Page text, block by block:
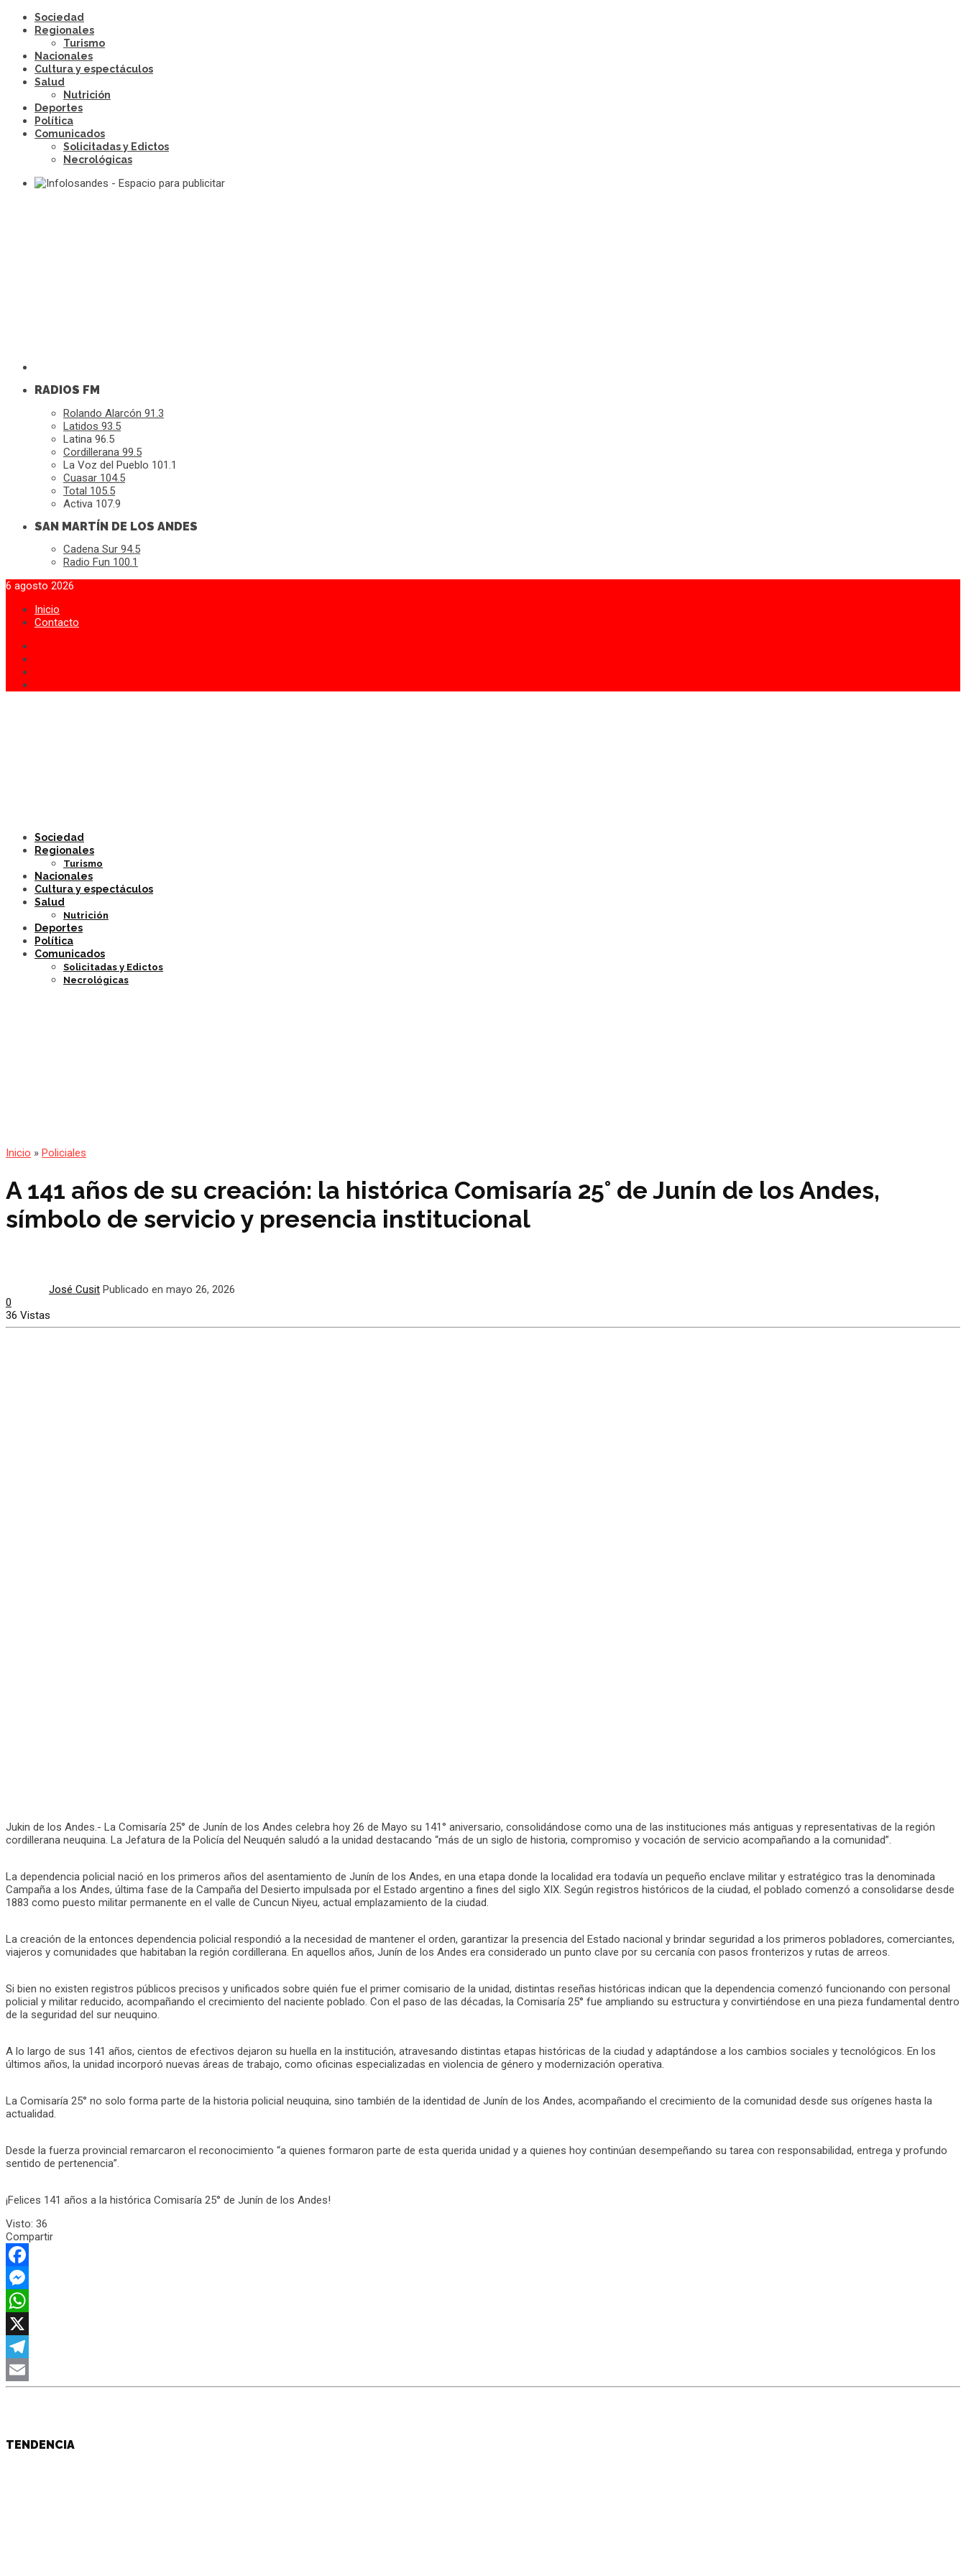
Sociedad
Regionales
Turismo
Nacionales
Cultura y espectáculos
Salud
Nutrición
Deportes
Política
Comunicados
Solicitadas y Edictos
Necrológicas
RADIOS FM
Rolando Alarcón 91.3
Latidos 93.5
Latina 96.5
Cordillerana 99.5
La Voz del Pueblo 101.1
Cuasar 104.5
Total 105.5
Activa 107.9
SAN MARTÍN DE LOS ANDES
Cadena Sur 94.5
Radio Fun 100.1
6 agosto 2026
Inicio
Contacto
Sociedad
Regionales
Turismo
Nacionales
Cultura y espectáculos
Salud
Nutrición
Deportes
Política
Comunicados
Solicitadas y Edictos
Necrológicas
Inicio » Policiales
A 141 años de su creación: la histórica Comisaría 25° de Junín de los Andes,
símbolo de servicio y presencia institucional
José Cusit Publicado en mayo 26, 2026
0
36 Vistas
Jukin de los Andes.- La Comisaría 25° de Junín de los Andes celebra hoy 26 de Mayo su 141° aniversario, consolidándose como una de las instituciones más antiguas y representativas de la región
cordillerana neuquina. La Jefatura de la Policía del Neuquén saludó a la unidad destacando “más de un siglo de historia, compromiso y vocación de servicio acompañando a la comunidad”.
La dependencia policial nació en los primeros años del asentamiento de Junín de los Andes, en una etapa donde la localidad era todavía un pequeño enclave militar y estratégico tras la denominada
Campaña a los Andes, última fase de la Campaña del Desierto impulsada por el Estado argentino a fines del siglo XIX. Según registros históricos de la ciudad, el poblado comenzó a consolidarse desde
1883 como puesto militar permanente en el valle de Cuncun Niyeu, actual emplazamiento de la ciudad.
La creación de la entonces dependencia policial respondió a la necesidad de mantener el orden, garantizar la presencia del Estado nacional y brindar seguridad a los primeros pobladores, comerciantes,
viajeros y comunidades que habitaban la región cordillerana. En aquellos años, Junín de los Andes era considerado un punto clave por su cercanía con pasos fronterizos y rutas de arreos.
Si bien no existen registros públicos precisos y unificados sobre quién fue el primer comisario de la unidad, distintas reseñas históricas indican que la dependencia comenzó funcionando con personal
policial y militar reducido, acompañando el crecimiento del naciente poblado. Con el paso de las décadas, la Comisaría 25° fue ampliando su estructura y convirtiéndose en una pieza fundamental dentro
de la seguridad del sur neuquino.
A lo largo de sus 141 años, cientos de efectivos dejaron su huella en la institución, atravesando distintas etapas históricas de la ciudad y adaptándose a los cambios sociales y tecnológicos. En los
últimos años, la unidad incorporó nuevas áreas de trabajo, como oficinas especializadas en violencia de género y modernización operativa.
La Comisaría 25° no solo forma parte de la historia policial neuquina, sino también de la identidad de Junín de los Andes, acompañando el crecimiento de la comunidad desde sus orígenes hasta la
actualidad.
Desde la fuerza provincial remarcaron el reconocimiento “a quienes formaron parte de esta querida unidad y a quienes hoy continúan desempeñando su tarea con responsabilidad, entrega y profundo
sentido de pertenencia”.
¡Felices 141 años a la histórica Comisaría 25° de Junín de los Andes!
Visto: 36
Compartir
Facebook
Messenger
WhatsApp
X
Telegram
TENDENCIA